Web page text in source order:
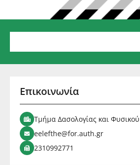
Επικοινωνία
Τμήμα Δασολογίας και
eelefthe@for.auth.gr
2310992771